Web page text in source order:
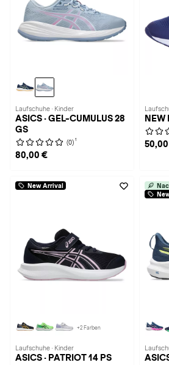
Laufschuhe · Kinder
ASICS · GEL-CUMULUS 28
GS
(0) 1
80,00 €
NEW
New Arrival
+2 Farben
Laufschuhe · Kinder
ASICS · PATRIOT 14 PS